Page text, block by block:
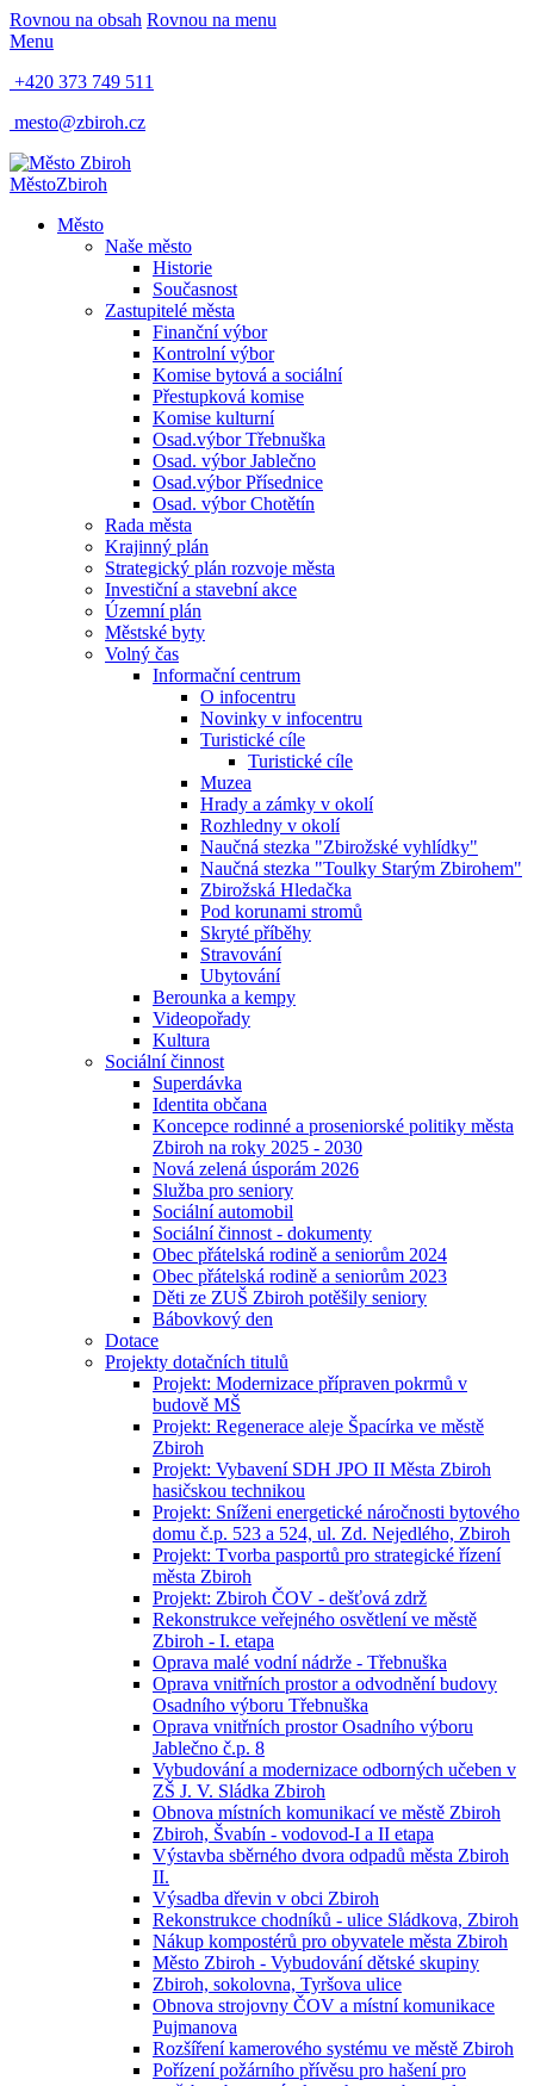
Rovnou na obsah Rovnou na menu
Menu
+420 373 749 511
mesto@zbiroh.cz
MěstoZbiroh
Město
Naše město
Historie
Současnost
Zastupitelé města
Finanční výbor
Kontrolní výbor
Komise bytová a sociální
Přestupková komise
Komise kulturní
Osad.výbor Třebnuška
Osad. výbor Jablečno
Osad.výbor Přísednice
Osad. výbor Chotětín
Rada města
Krajinný plán
Strategický plán rozvoje města
Investiční a stavební akce
Územní plán
Městské byty
Volný čas
Informační centrum
O infocentru
Novinky v infocentru
Turistické cíle
Turistické cíle
Muzea
Hrady a zámky v okolí
Rozhledny v okolí
Naučná stezka "Zbirožské vyhlídky"
Naučná stezka "Toulky Starým Zbirohem"
Zbirožská Hledačka
Pod korunami stromů
Skryté příběhy
Stravování
Ubytování
Berounka a kempy
Videopořady
Kultura
Sociální činnost
Superdávka
Identita občana
Koncepce rodinné a proseniorské politiky města
Zbiroh na roky 2025 - 2030
Nová zelená úsporám 2026
Služba pro seniory
Sociální automobil
Sociální činnost - dokumenty
Obec přátelská rodině a seniorům 2024
Obec přátelská rodině a seniorům 2023
Děti ze ZUŠ Zbiroh potěšily seniory
Bábovkový den
Dotace
Projekty dotačních titulů
Projekt: Modernizace přípraven pokrmů v
budově MŠ
Projekt: Regenerace aleje Špacírka ve městě
Zbiroh
Projekt: Vybavení SDH JPO II Města Zbiroh
hasičskou technikou
Projekt: Sníženi energetické náročnosti bytového
domu č.p. 523 a 524, ul. Zd. Nejedlého, Zbiroh
Projekt: Tvorba pasportů pro strategické řízení
města Zbiroh
Projekt: Zbiroh ČOV - dešťová zdrž
Rekonstrukce veřejného osvětlení ve městě
Zbiroh - I. etapa
Oprava malé vodní nádrže - Třebnuška
Oprava vnitřních prostor a odvodnění budovy
Osadního výboru Třebnuška
Oprava vnitřních prostor Osadního výboru
Jablečno č.p. 8
Vybudování a modernizace odborných učeben v
ZŠ J. V. Sládka Zbiroh
Obnova místních komunikací ve městě Zbiroh
Zbiroh, Švabín - vodovod-I a II etapa
Výstavba sběrného dvora odpadů města Zbiroh
II.
Výsadba dřevin v obci Zbiroh
Rekonstrukce chodníků - ulice Sládkova, Zbiroh
Nákup kompostérů pro obyvatele města Zbiroh
Město Zbiroh - Vybudování dětské skupiny
Zbiroh, sokolovna, Tyršova ulice
Obnova strojovny ČOV a místní komunikace
Pujmanova
Rozšíření kamerového systému ve městě Zbiroh
Pořízení požárního přívěsu pro hašení pro